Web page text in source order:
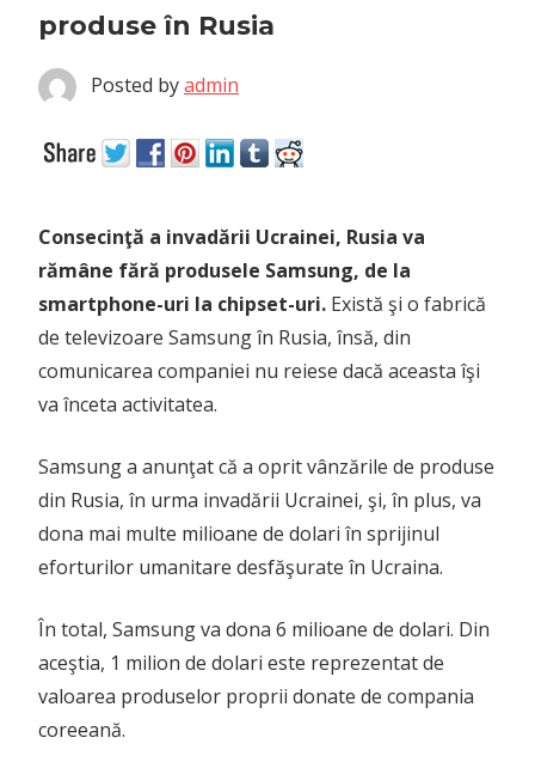
produse în Rusia
Posted byadmin
Consecinţă a invadării Ucrainei, Rusia va
rămâne fără produsele Samsung, de la
smartphone-uri la chipset-uri. Există şi o fabrică
de televizoare Samsung în Rusia, însă, din
comunicarea companiei nu reiese dacă aceasta îşi
va înceta activitatea.
Samsung a anunţat că a oprit vânzările de produse
din Rusia, în urma invadării Ucrainei, şi, în plus, va
dona mai multe milioane de dolari în sprijinul
eforturilor umanitare desfăşurate în Ucraina.
În total, Samsung va dona 6 milioane de dolari. Din
aceştia, 1 milion de dolari este reprezentat de
valoarea produselor proprii donate de compania
coreeană.